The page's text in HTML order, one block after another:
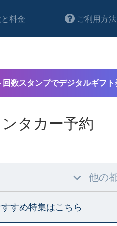
料金 ご利用方法
数スタンプでデジタルギフト
タカー予約
他の
すめ特集はこちら